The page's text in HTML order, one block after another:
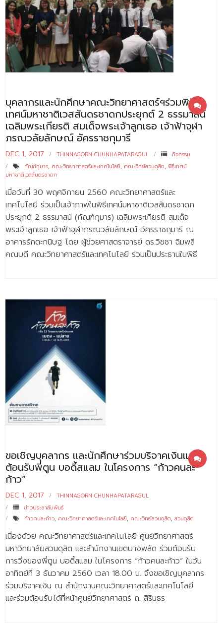
บุคลากรและนักศึกษาคณะวิทยาศาสตร์ฯร่วมพิธี
เทศน์มหาชาติเวสสันดรชาดกประยุกต์ 2 ธรรมาสน์
เฉลิมพระเกียรติ สมเด็จพระเจ้าลูกเธอ เจ้าฟ้าจุฬา
ภรณวลัยลักษณ์ อัครราชกุมารี
DEC 1, 2017 THINNAGORN CHUNHAPATARAGUL
กิจกรรม
กัณฑ์กุมาร, คณะวิทยาศาสตร์และเทคโนโลยี, คณะวิทย์สวนดุสิต, พิธีเทศน์
มหาชาติเวสสันดรชาดก
เมื่อวันที่ 30 พฤศจิกายน 2560 คณะวิทยาศาสตร์และ
เทคโนโลยี ร่วมเป็นเจ้าภาพในพิธีเทศน์มหาชาติเวสสันดรชาดก
ประยุกต์ 2 ธรรมาสน์ (กัณฑ์กุมาร) เฉลิมพระเกียรติ สมเด็จ
พระเจ้าลูกเธอ เจ้าฟ้าจุฬาภรณวลัยลักษณ์ อัครราชกุมารี ณ
อาคารรักตะกนิษฐ โดย ผู้ช่วยศาสตราจารย์ ดร.วิชชา ฉิมพลี
คณบดี คณะวิทยาศาสตร์และเทคโนโลยี ร่วมเป็นประธานในพิธี
ขอเชิญบุคลากร และนักศึกษาร่วมบริจาคเงินและ
ต้อนรับพี่ตูน บอดี้สแลม ในโครงการ “ก้าวคนละ
ก้าว”
DEC 1, 2017
THINNAGORN CHUNHAPATARAGUL
ข่าวประชาสัมพันธ์
ก้าวคนละก้าว, คณะวิทยาศาสตร์และเทคโนโลยี, คณะวิทย์สวนดุสิต, สวนดุสิต
เนื่องด้วย คณะวิทยาศาสตร์และเทคโนโลยี ศูนย์วิทยาศาสตร์
มหาวิทยาลัยสวนดุสิต และสำนักงานเขตบางพลัด ร่วมต้อนรับ
การวิ่งของพี่ตูน บอดี้สแลม ในโครงการ “ก้าวคนละก้าว” ในวัน
อาทิตย์ที่ 3 ธันวาคม 2560 เวลา 18.00 น. จึงขอเชิญบุคลากร
ร่วมบริจาคเงิน ณ สำนักงานคณะวิทยาศาสตร์และเทคโนโลยี
และร่วมต้อนรับได้ที่หน้าศูนย์วิทยาศาสตร์ ถ. สิรินธร